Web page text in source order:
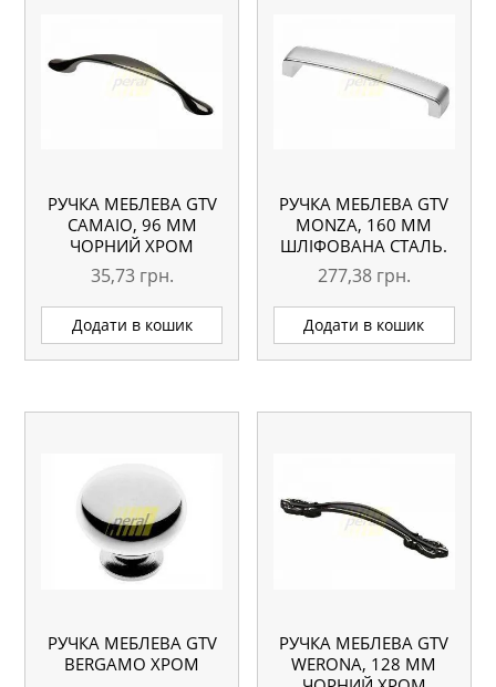
РУЧКА МЕБЛЕВА GTV
CAMAIO, 96 ММ
ЧОРНИЙ ХРОМ
35,73 грн.
Додати в кошик
РУЧКА МЕБЛЕВА GTV
MONZA, 160 ММ
ШЛІФОВАНА СТАЛЬ.
277,38 грн.
Додати в кошик
РУЧКА МЕБЛЕВА GTV
BERGAMO ХРОМ
РУЧКА МЕБЛЕВА GTV
WERONA, 128 ММ